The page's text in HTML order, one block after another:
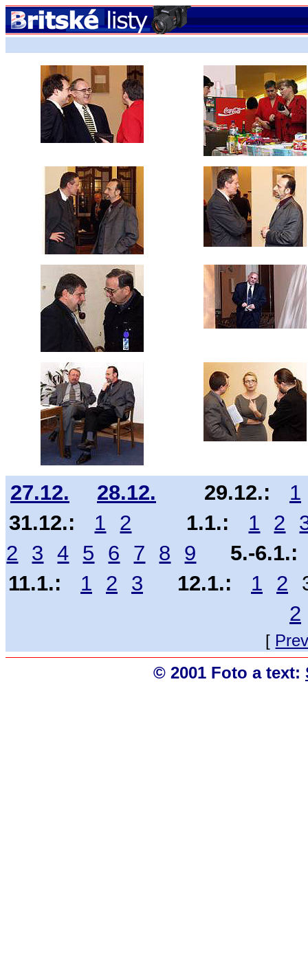
27.12. 28.12. 29.12.:
1
31.12.:
1 2 1.1.: 1 2
2
3 4 5 6 7 8 9
5.-6.1.:
11.1.:
1 2 3 12.1.: 1 2
2
[
© 2001 Foto a text: